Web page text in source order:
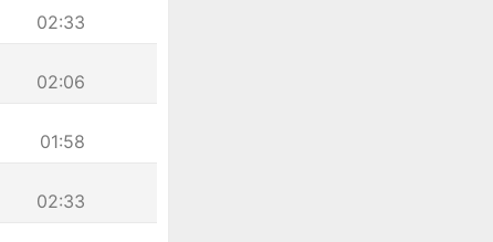
02:33
02:06
01:58
02:33